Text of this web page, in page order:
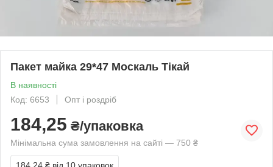
Пакет майка 29*47 Москаль Тікай
В наявності
Код: 6653
Опт і роздріб
184,25 ₴/упаковка
Мінімальна сума замовлення на сайті — 750 ₴
184,24 ₴ від 10 упаковок